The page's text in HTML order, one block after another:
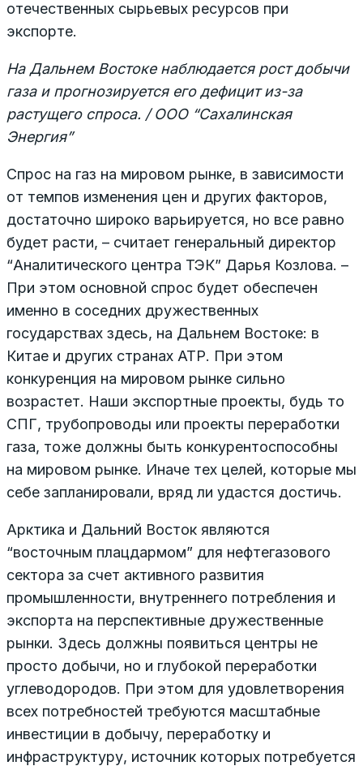
отечественных сырьевых ресурсов при
экспорте.
На Дальнем Востоке наблюдается рост добычи
газа и прогнозируется его дефицит из-за
растущего спроса. / ООО “Сахалинская
Энергия”
Спрос на газ на мировом рынке, в зависимости
от темпов изменения цен и других факторов,
достаточно широко варьируется, но все равно
будет расти, – считает генеральный директор
“Аналитического центра ТЭК” Дарья Козлова. –
При этом основной спрос будет обеспечен
именно в соседних дружественных
государствах здесь, на Дальнем Востоке: в
Китае и других странах АТР. При этом
конкуренция на мировом рынке сильно
возрастет. Наши экспортные проекты, будь то
СПГ, трубопроводы или проекты переработки
газа, тоже должны быть конкурентоспособны
на мировом рынке. Иначе тех целей, которые мы
себе запланировали, вряд ли удастся достичь.
Арктика и Дальний Восток являются
“восточным плацдармом” для нефтегазового
сектора за счет активного развития
промышленности, внутреннего потребления и
экспорта на перспективные дружественные
рынки. Здесь должны появиться центры не
просто добычи, но и глубокой переработки
углеводородов. При этом для удовлетворения
всех потребностей требуются масштабные
инвестиции в добычу, переработку и
инфраструктуру, источник которых потребуется